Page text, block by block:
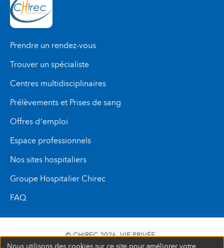
Prendre un rendez-vous
Trouver un spécialiste
Centres multidisciplinaires
Prélèvements et Prises de sang
Offres d’emploi
Espace professionnels
Nos sites hospitaliers
Groupe Hospitalier Chirec
FAQ
© CHIREC 2026 VIE PRIVÉE
Nous utilisons des cookies sur ce site pour améliorer votre